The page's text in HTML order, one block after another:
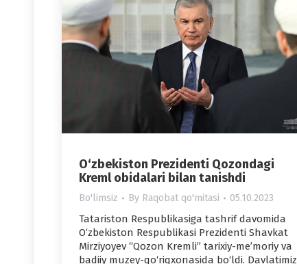
O‘zbekiston Prezidenti Qozondagi
Kreml obidalari bilan tanishdi
Bo'limsiz By Raqobat qo'mitasi 05.10.2023
Tatariston Respublikasiga tashrif davomida
O‘zbekiston Respublikasi Prezidenti Shavkat
Mirziyoyev “Qozon Kremli” tarixiy-me’moriy va
badiiy muzey-qo‘riqxonasida bo‘ldi. Davlatimiz